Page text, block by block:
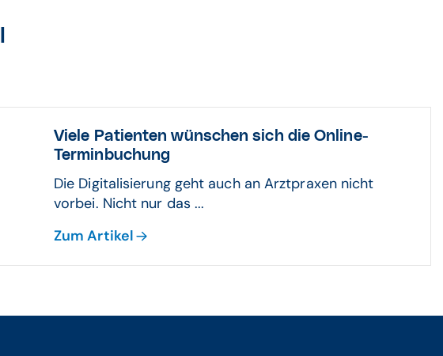
Viele Patienten wünschen sich die Online-
Terminbuchung
Die Digitalisierung geht auch an Arztpraxen nicht
vorbei. Nicht nur das ...
Zum Artikel